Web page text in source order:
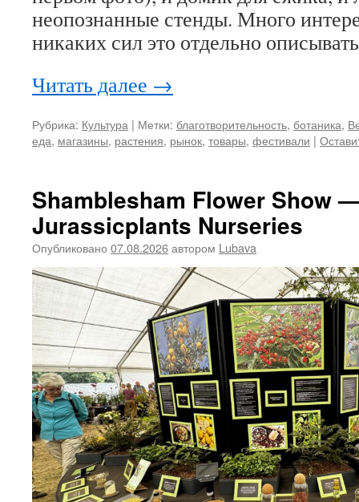
неопознанные стенды. Много
никаких сил это отдельно
Читать далее →
Рубрика: Культура | Метки: благотворительность, ботаника,
еда, магазины, растения, рынок, товары, фестивали |
Shamblesham Flower Show
Jurassicplants Nurseries
Опубликовано 07.08.2026автором Lubava